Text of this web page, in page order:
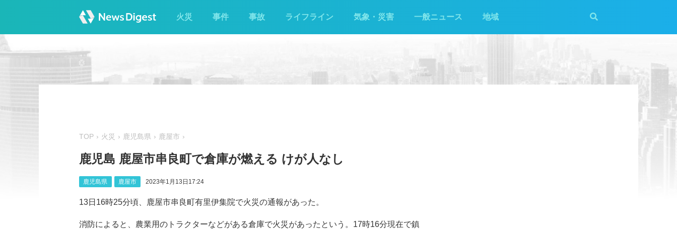
火災 事件 事故 ライフライン 気象・災害 一般ニュース 地域
TOP 火災 鹿児島県 鹿屋市
鹿児島 鹿屋市串良町で倉庫が燃える けが人なし
鹿児島県 鹿屋市 2023年1月13日17:24
13日16時25分頃、鹿屋市串良町有里伊集院で火災の通報があった。
消防によると、農業用のトラクターなどがある倉庫で火災があったという。17時16分現在で鎮